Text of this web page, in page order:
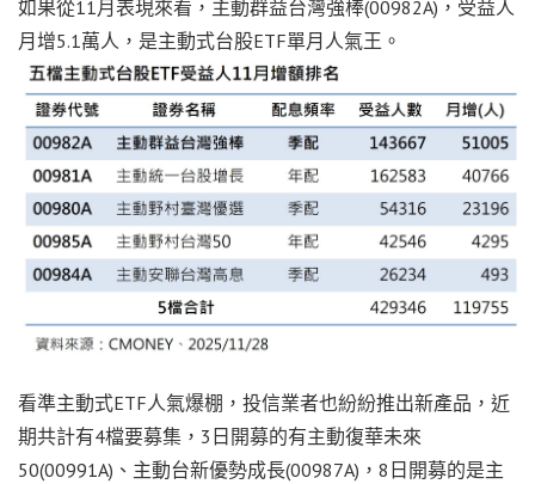
如果從11月表現來看，主動群益台灣強棒(00982A)，受益人
月增5.1萬人，是主動式台股ETF單月人氣王。
看準主動式ETF人氣爆棚，投信業者也紛紛推出新產品，近
期共計有4檔要募集，3日開募的有主動復華未來
50(00991A)、主動台新優勢成長(00987A)，8日開募的是主